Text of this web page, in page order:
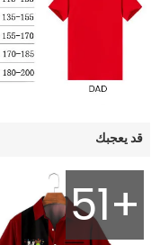
قد يعجبك
51+